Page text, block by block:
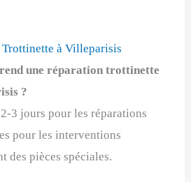
Trottinette à Villeparisis
une réparation trottinette
?
3 jours pour les réparations
pour les interventions
des pièces spéciales.